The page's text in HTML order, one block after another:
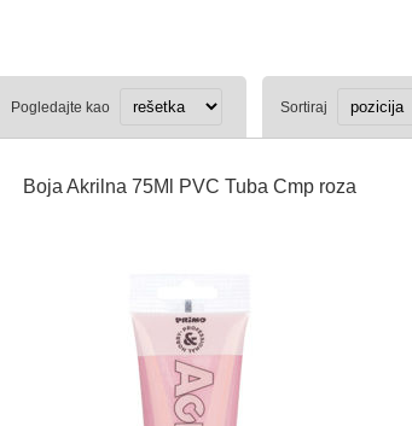
Pogledajte kao Sortiraj
Boja Akrilna 75Ml PVC Tuba Cmp roza